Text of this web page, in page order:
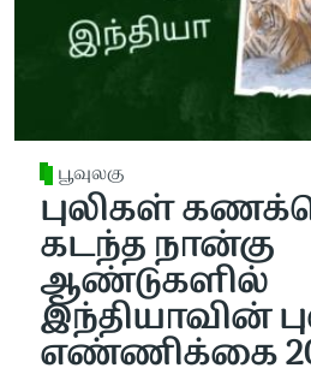
பூவுலகு
புலிகள்
கடந்த நான்கு
ஆண்டுகளில்
இந்தியாவின்
எண்ணிக்கை